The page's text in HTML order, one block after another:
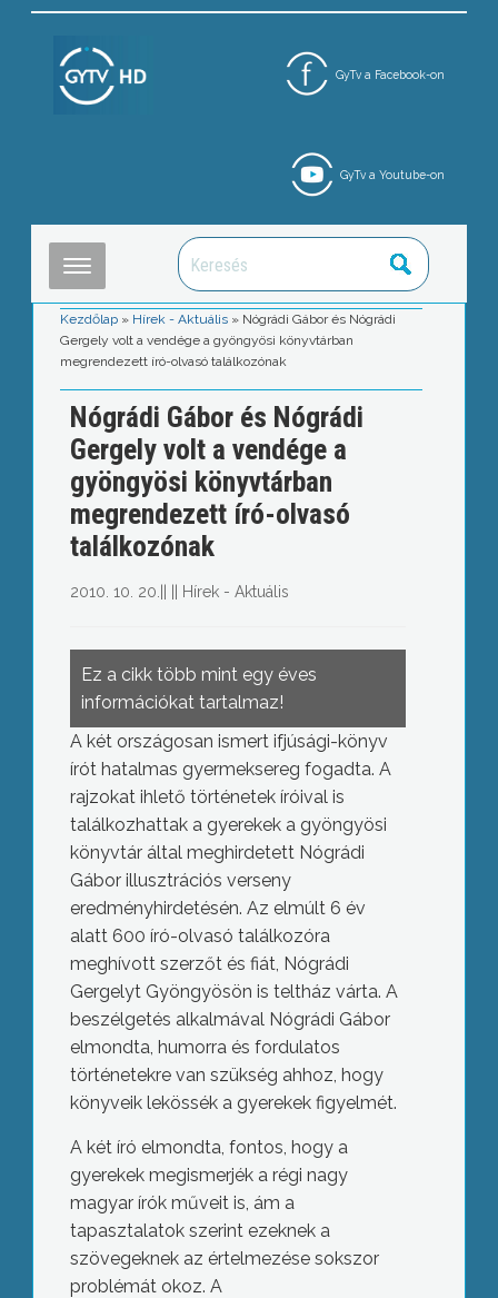
GyTv a Facebook-on
GyTv a Youtube-on
Kezdőlap » Hírek - Aktuális » Nógrádi Gábor és Nógrádi
Gergely volt a vendége a gyöngyösi könyvtárban
megrendezett író-olvasó találkozónak
Nógrádi Gábor és Nógrádi
Gergely volt a vendége a
gyöngyösi könyvtárban
megrendezett író-olvasó
találkozónak
2010. 10. 20. Hírek - Aktuális
Ez a cikk több mint egy éves
információkat tartalmaz!
A két országosan ismert ifjúsági-könyv
írót hatalmas gyermeksereg fogadta. A
rajzokat ihlető történetek íróival is
találkozhattak a gyerekek a gyöngyösi
könyvtár által meghirdetett Nógrádi
Gábor illusztrációs verseny
eredményhirdetésén. Az elmúlt 6 év
alatt 600 író-olvasó találkozóra
meghívott szerzőt és fiát, Nógrádi
Gergelyt Gyöngyösön is teltház várta. A
beszélgetés alkalmával Nógrádi Gábor
elmondta, humorra és fordulatos
történetekre van szükség ahhoz, hogy
könyveik lekössék a gyerekek figyelmét.
A két író elmondta, fontos, hogy a
gyerekek megismerjék a régi nagy
magyar írók műveit is, ám a
tapasztalatok szerint ezeknek a
szövegeknek az értelmezése sokszor
problémát okoz. A